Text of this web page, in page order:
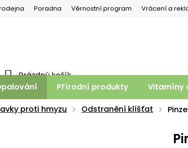
Poradna Věrnostní program Vrácení a
KOŠÍK
Prázdný košík
Přírodní produkty Vitamíny
proti hmyzu Odstranění klíšťat